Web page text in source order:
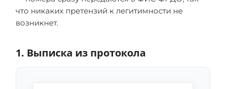
что никаких претензий к легитимности не
возникнет.
1. Выписка из протокола